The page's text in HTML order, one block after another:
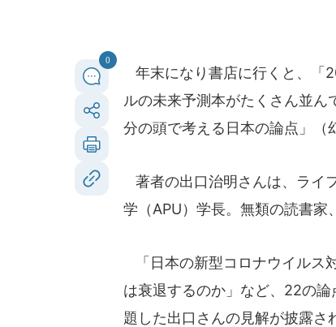
0
年末になり書店に行くと、「
ルの未来予測本がたくさん並ん
分の頭で考える日本の論点」（
著者の出口治明さんは、ライ
学（APU）学長。無類の読書家
「日本の新型コロナウイルス
は衰退するのか」など、22の
題した出口さんの見解が披露さ